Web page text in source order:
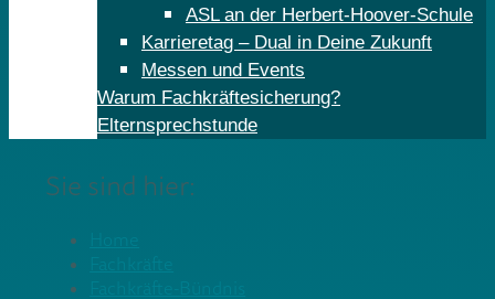
ASL an der Herbert-Hoover-Schule
Karrieretag – Dual in Deine Zukunft
Messen und Events
Warum Fachkräftesicherung?
Elternsprechstunde
Sie sind hier: